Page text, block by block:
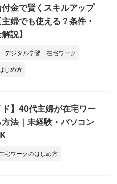
金で賢くスキルアップ
婦でも使える？条件・
説】
デジタル学習
在宅ワーク
じめ方
ド】40代主婦が在宅ワー
法｜未経験・パソコン
宅ワークのはじめ方